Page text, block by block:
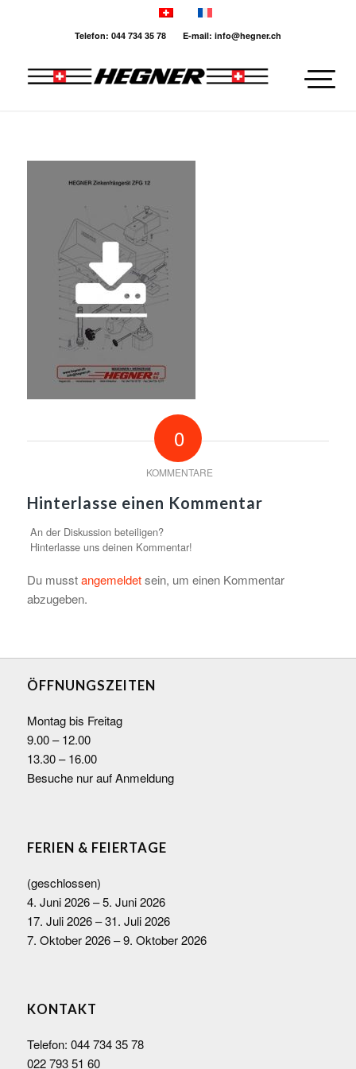
Telefon: 044 734 35 78 E-mail: info@hegner.ch
0
KOMMENTARE
Hinterlasse einen Kommentar
An der Diskussion beteiligen?
Hinterlasse uns deinen Kommentar!
Du musstangemeldetsein, um einen Kommentar
abzugeben.
ÖFFNUNGSZEITEN
Montag bis Freitag
9.00 – 12.00
13.30 – 16.00
Besuche nur auf Anmeldung
FERIEN & FEIERTAGE
(geschlossen)
4. Juni 2026 – 5. Juni 2026
17. Juli 2026 – 31. Juli 2026
7. Oktober 2026 – 9. Oktober 2026
KONTAKT
Telefon: 044 734 35 78
022 793 51 60